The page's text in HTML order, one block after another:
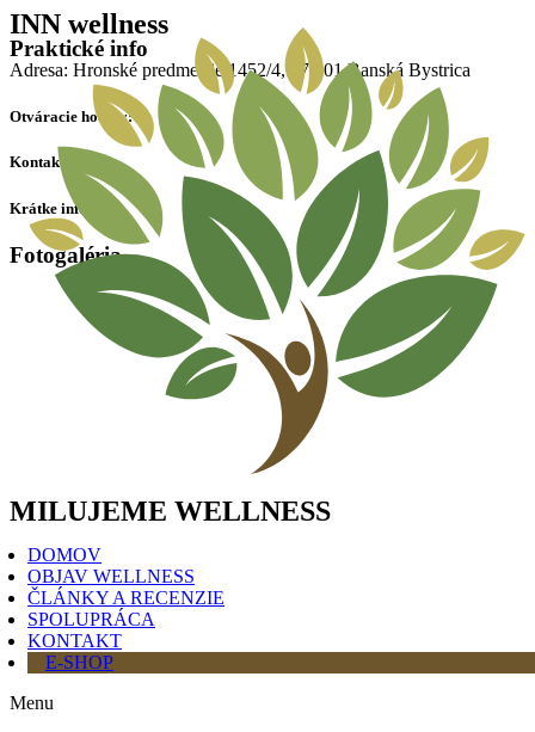
Preskočiť
na
obsah
MILUJEME WELLNESS
DOMOV
OBJAV WELLNESS
ČLÁNKY A RECENZIE
SPOLUPRÁCA
KONTAKT
E-SHOP
Menu
INN wellness
Praktické info
Adresa: Hronské predmestie 1452/4, 974 01 Banská Bystrica
Otváracie hodiny:
Kontakty:
Krátke info:
Fotogaléria